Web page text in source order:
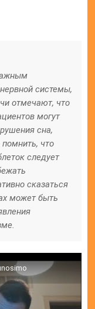
системы,
отмечают, что
могут
сна,
что
следует
сказаться
может быть